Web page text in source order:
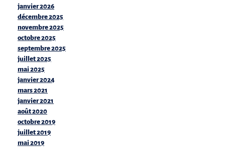
janvier 2026
décembre 2025
novembre 2025
octobre 2025
septembre 2025
juillet 2025
mai 2025
janvier 2024
mars 2021
janvier 2021
août 2020
octobre 2019
juillet 2019
mai 2019